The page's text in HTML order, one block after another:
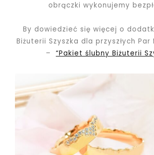
obrączki wykonujemy
By dowiedzieć się więcej o
Biżuterii Szyszka dla przyszłych Par
– “Pakiet ślubny Biżuterii